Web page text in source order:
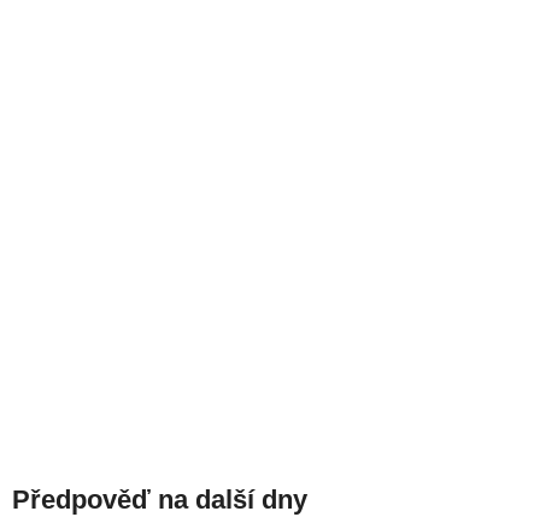
Předpověď na další dny